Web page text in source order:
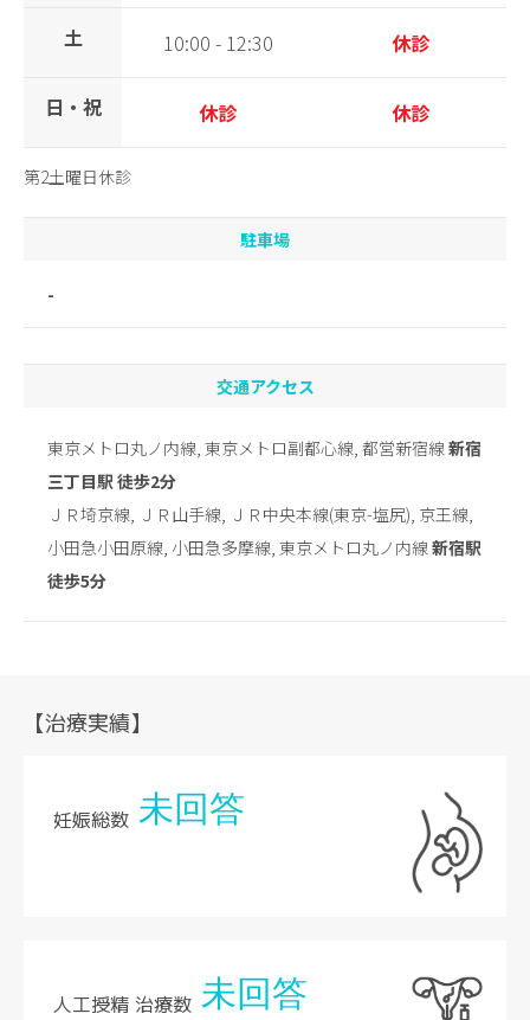
土 10:00 - 12:30 休診
日・祝 休診 休診
第2土曜日休診
駐車場
-
交通アクセス
東京メトロ丸ノ内線, 東京メトロ副都心線, 都営新宿線新宿
三丁目駅 徒歩2分
ＪＲ埼京線, ＪＲ山手線, ＪＲ中央本線(東京-塩尻), 京王線,
小田急小田原線, 小田急多摩線, 東京メトロ丸ノ内線新宿駅
徒歩5分
【治療実績】
妊娠総数 未回答
人工授精 治療数 未回答